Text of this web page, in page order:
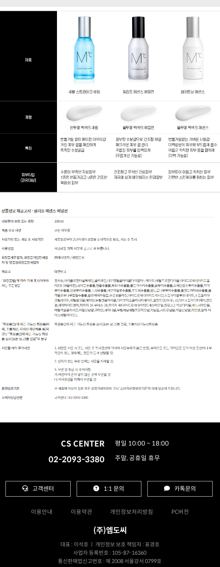
CS CENTER
02-2093-3380
평일 10:00 ~ 18:00
주말, 공휴일 휴무
고객센터 1:1 문의 카톡문의
이용안내 이용약관 개인정보처리방침 PC버전
(주)엠도씨
대표 : 이석호 ㅣ 개인정보 보호 책임자 : 표경호
사업자 등록번호 : 105-87-16360
통신판매업신고번호 : 제 2008 서울강서 0799호